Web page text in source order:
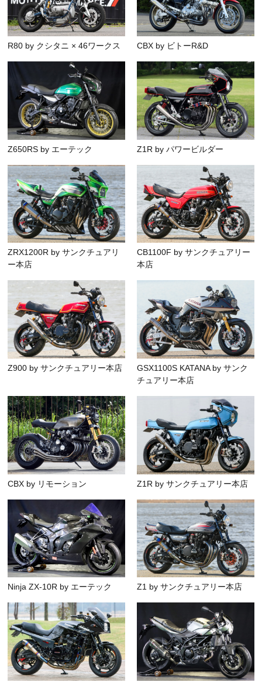
R80 by クシタニ × 46ワークス CBX by ビトーR&D
Z650RS by エーテック Z1R by パワービルダー
ZRX1200R by サンクチュアリ
ー本店
CB1100F by サンクチュアリー
本店
Z900 by サンクチュアリー本店
GSX1100S KATANA by サンク
チュアリー本店
CBX by リモーション Z1R by サンクチュアリー本店
Ninja ZX-10R by エーテック Z1 by サンクチュアリー本店